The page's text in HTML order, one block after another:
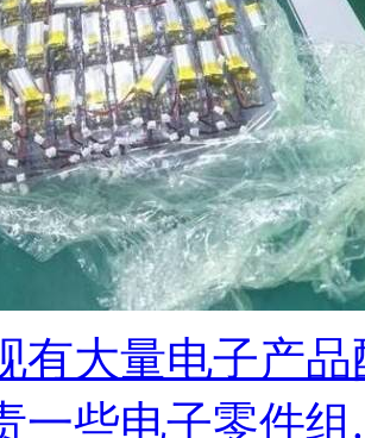
有大量电子产
一些电子零件组